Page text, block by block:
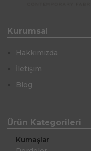
Kurumsal
Hakkımızda
İletişim
Blog
Ürün Kategorileri
Kumaşlar